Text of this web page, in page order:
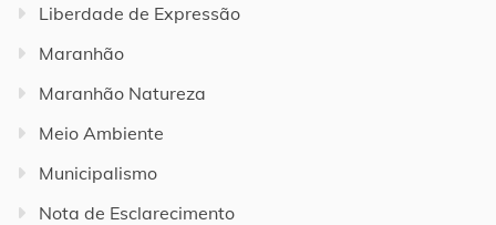
Liberdade de Expressão
Maranhão
Maranhão Natureza
Meio Ambiente
Municipalismo
Nota de Esclarecimento